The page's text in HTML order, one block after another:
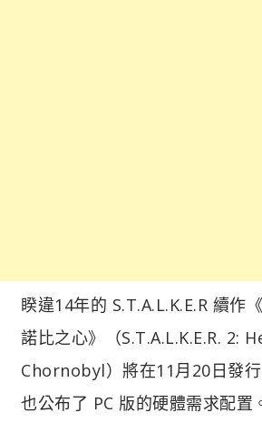
睽違14年的 S.T.A.L.K.E.R 續作
諾比之心》（S.T.A.L.K.E.R. 2:
Chornobyl）將在11月20日發
也公布了 PC 版的硬體需求配置